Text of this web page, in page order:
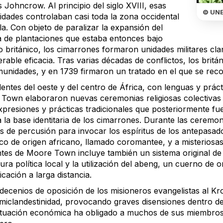
©
Johncrow. Al principio del siglo XVIII, esas
controlaban casi toda la zona occidental
Con objeto de paralizar la expansión del
de plantaciones que estaba entonces bajo
británico, los cimarrones formaron unidades militares
eficacia. Tras varias décadas de conflictos, los
y en 1739 firmaron un tratado en el que se
del oeste y del centro de África, con lenguas y
elaboraron nuevas ceremonias religiosas
y prácticas tradicionales que posteriormente
la base identitaria de los cimarrones. Durante las
de percusión para invocar los espíritus de los
de origen africano, llamado coromantee, y a
de Moore Town incluye también un sistema original
política local y la utilización del abeng, un cuerno de
a larga distancia.
de oposición de los misioneros evangelistas al
provocando graves disensiones dentro
económica ha obligado a muchos de sus